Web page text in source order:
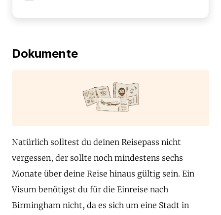
Dokumente
Natürlich solltest du deinen Reisepass nicht
vergessen, der sollte noch mindestens sechs
Monate über deine Reise hinaus gültig sein. Ein
Visum benötigst du für die Einreise nach
Birmingham nicht, da es sich um eine Stadt in